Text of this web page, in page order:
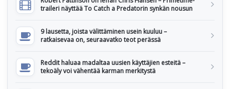
traileri näyttää To Catch a Predatorin synkän nousun
9 lausetta, joista välittäminen usein kuuluu –
ratkaisevaa on, seuraavatko teot perässä
Reddit haluaa madaltaa uusien käyttäjien esteitä –
tekoäly voi vähentää karman merkitystä